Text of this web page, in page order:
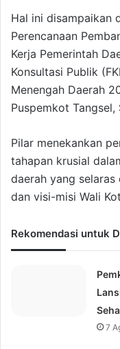
Hal ini disampaikan
Perencanaan
Kerja Pemerintah
Konsultasi Publik
Menengah Daerah
Puspemkot
Pilar menekankan
tahapan krusial
daerah yang
dan visi-misi Wali
Rekomendasi untuk
7